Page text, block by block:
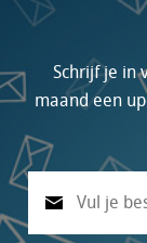
Schrijf je in
maand een